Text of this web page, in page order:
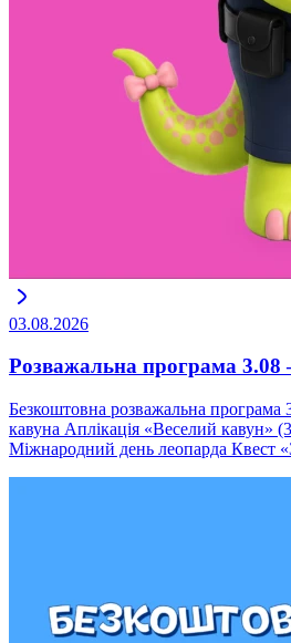
03.08.2026
Розважальна програма 3.08
Безкоштовна розважальна програма
кавуна Аплікація «Веселий кавун»
Міжнародний день леопарда Квест